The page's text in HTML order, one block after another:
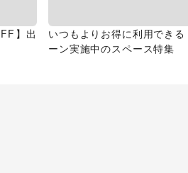
】出
いつもよりお得に利用でき
ーン実施中のスペース特集